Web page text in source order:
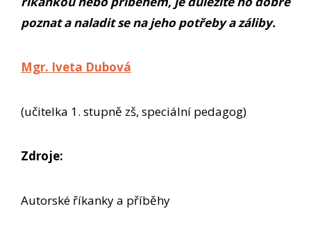
poznat a naladit se na jeho potřeby a záliby.
Mgr. Iveta Dubová
(učitelka 1. stupně zš, speciální pedagog)
Zdroje:
Autorské říkanky a příběhy